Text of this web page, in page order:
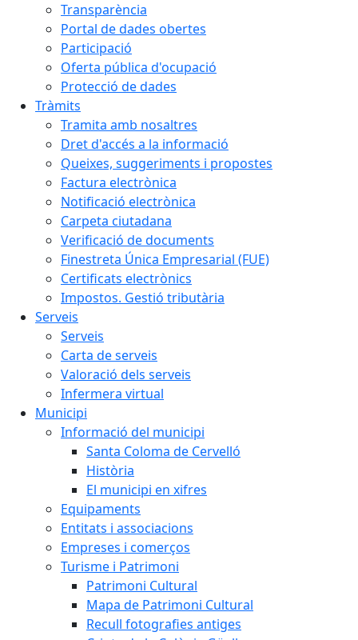
Transparència
Portal de dades obertes
Participació
Oferta pública d'ocupació
Protecció de dades
Tràmits
Tramita amb nosaltres
Dret d'accés a la informació
Queixes, suggeriments i propostes
Factura electrònica
Notificació electrònica
Carpeta ciutadana
Verificació de documents
Finestreta Única Empresarial (FUE)
Certificats electrònics
Impostos. Gestió tributària
Serveis
Serveis
Carta de serveis
Valoració dels serveis
Infermera virtual
Municipi
Informació del municipi
Santa Coloma de Cervelló
Història
El municipi en xifres
Equipaments
Entitats i associacions
Empreses i comerços
Turisme i Patrimoni
Patrimoni Cultural
Mapa de Patrimoni Cultural
Recull fotografies antiges